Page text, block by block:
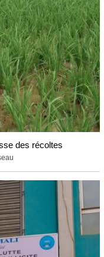
des récoltes